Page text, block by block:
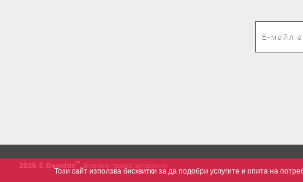
Този сайт използва бисквитки за да подобри услугите и опита на
2026 © Davidov™.Всички права запазени.